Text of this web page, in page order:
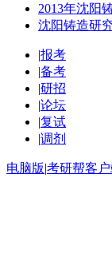
2013年沈阳
沈阳铸造研
|报考
|备考
|研招
|论坛
|复试
|调剂
电脑版|考研帮客